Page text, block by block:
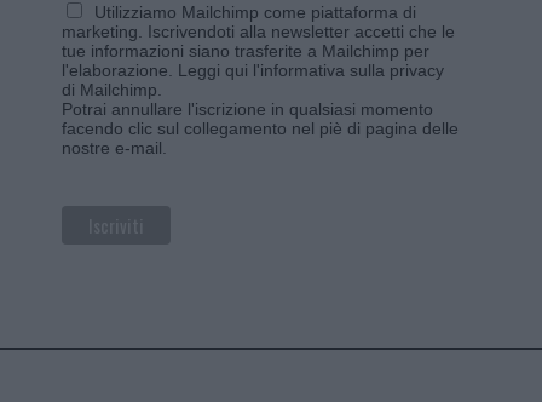
Utilizziamo Mailchimp come piattaforma di
marketing. Iscrivendoti alla newsletter accetti che le
tue informazioni siano trasferite a Mailchimp per
l'elaborazione. Leggi qui l'informativa sulla privacy
di Mailchimp
Potrai annullare l'iscrizione in qualsiasi momento
facendo clic sul collegamento nel piè di pagina delle
nostre e-mail.